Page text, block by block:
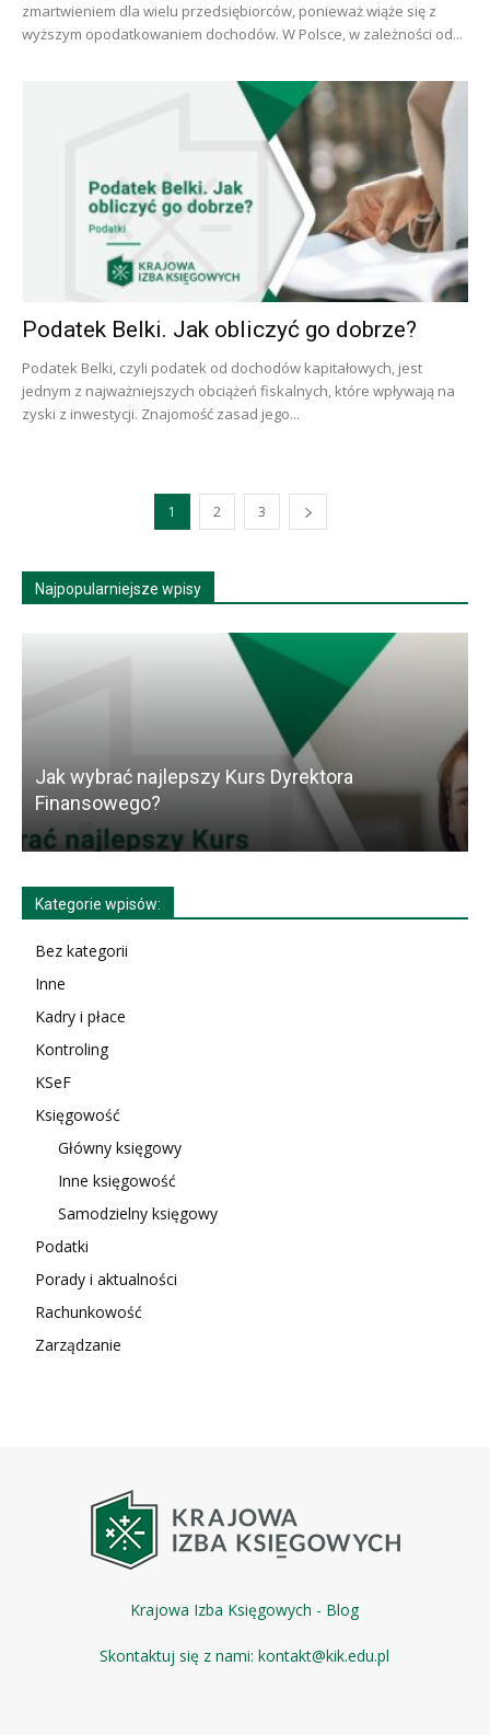
zmartwieniem dla wielu przedsiębiorców, ponieważ wiąże się z
wyższym opodatkowaniem dochodów. W Polsce, w zależności od...
Podatek Belki. Jak obliczyć go dobrze?
Podatek Belki, czyli podatek od dochodów kapitałowych, jest
jednym z najważniejszych obciążeń fiskalnych, które wpływają na
zyski z inwestycji. Znajomość zasad jego...
1 2 3
Najpopularniejsze wpisy
Jak wybrać najlepszy Kurs Dyrektora
Finansowego?
Kategorie wpisów:
Bez kategorii
Inne
Kadry i płace
Kontroling
KSeF
Księgowość
Główny księgowy
Inne księgowość
Samodzielny księgowy
Podatki
Porady i aktualności
Rachunkowość
Zarządzanie
Krajowa Izba Księgowych - Blog
Skontaktuj się z nami:kontakt@kik.edu.pl